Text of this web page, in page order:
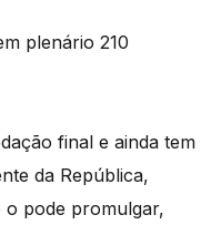
plenário 210
final e ainda tem
da República,
o pode promulgar,